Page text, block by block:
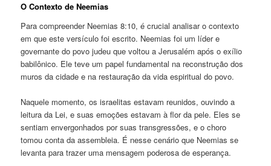
O Contexto de Neemias
Para compreender Neemias 8:10, é crucial analisar o contexto
em que este versículo foi escrito. Neemias foi um líder e
governante do povo judeu que voltou a Jerusalém após o exílio
babilônico. Ele teve um papel fundamental na reconstrução dos
muros da cidade e na restauração da vida espiritual do povo.
Naquele momento, os israelitas estavam reunidos, ouvindo a
leitura da Lei, e suas emoções estavam à flor da pele. Eles se
sentiam envergonhados por suas transgressões, e o choro
tomou conta da assembleia. É nesse cenário que Neemias se
levanta para trazer uma mensagem poderosa de esperança.